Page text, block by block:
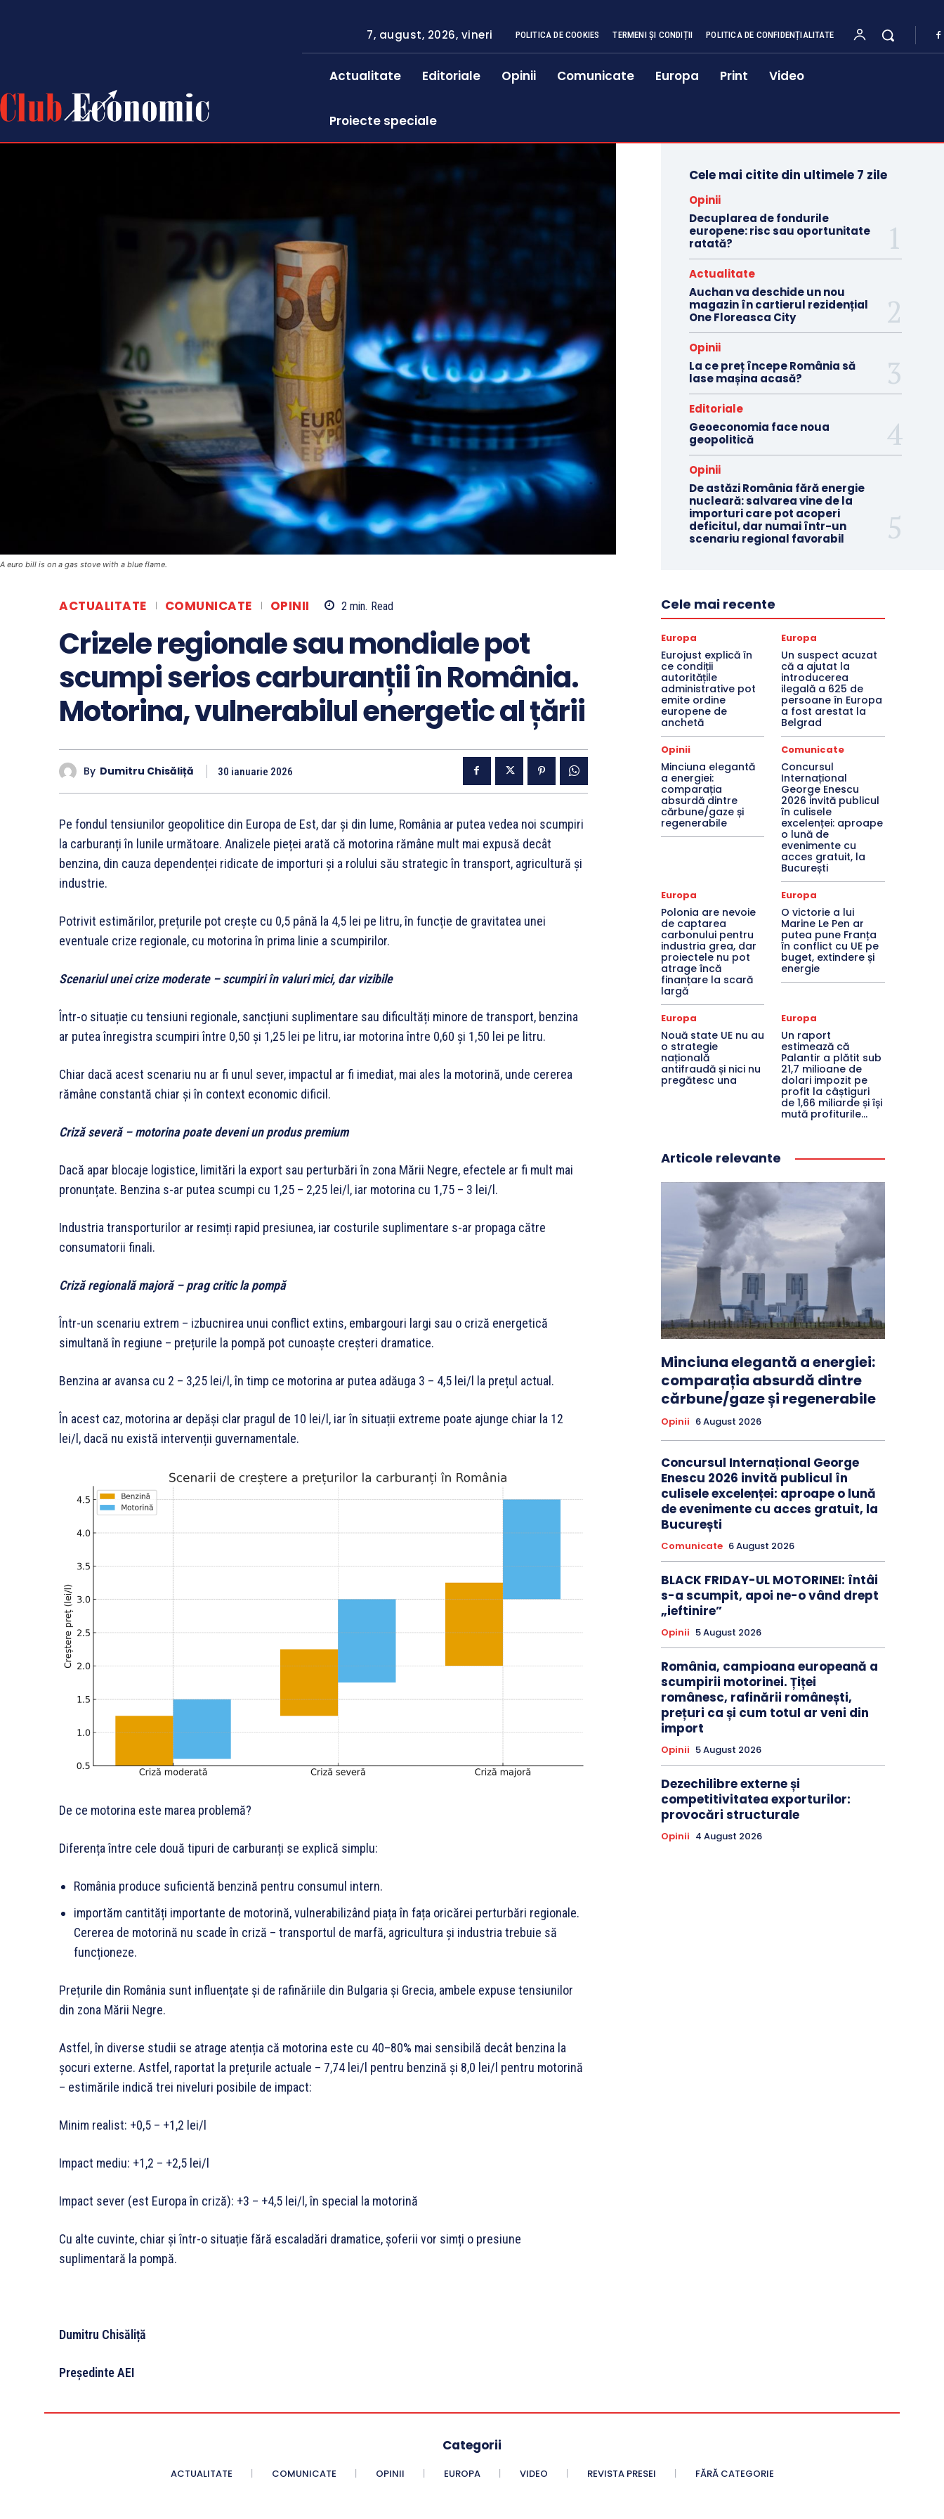
7, august, 2026, vineri POLITICA DE COOKIES TERMENI ȘI CONDIȚII POLITICA DE CONFIDENȚIALITATE
Actualitate Editoriale Opinii Comunicate Europa Print Video
Proiecte speciale
A euro bill is on a gas stove with a blue flame.
ACTUALITATE COMUNICATE OPINII 2 min. Read
Crizele regionale sau mondiale pot
scumpi serios carburanții în România.
Motorina, vulnerabilul energetic al țării
By Dumitru Chisăliță 30 ianuarie 2026
Pe fondul tensiunilor geopolitice din Europa de Est, dar și din lume, România ar putea vedea noi scumpiri
la carburanți în lunile următoare. Analizele pieței arată că motorina rămâne mult mai expusă decât
benzina, din cauza dependenței ridicate de importuri și a rolului său strategic în transport, agricultură și
industrie.
Potrivit estimărilor, prețurile pot crește cu 0,5 până la 4,5 lei pe litru, în funcție de gravitatea unei
eventuale crize regionale, cu motorina în prima linie a scumpirilor.
Scenariul unei crize moderate – scumpiri în valuri mici, dar vizibile
Într-o situație cu tensiuni regionale, sancțiuni suplimentare sau dificultăți minore de transport, benzina
ar putea înregistra scumpiri între 0,50 și 1,25 lei pe litru, iar motorina între 0,60 și 1,50 lei pe litru.
Chiar dacă acest scenariu nu ar fi unul sever, impactul ar fi imediat, mai ales la motorină, unde cererea
rămâne constantă chiar și în context economic dificil.
Criză severă – motorina poate deveni un produs premium
Dacă apar blocaje logistice, limitări la export sau perturbări în zona Mării Negre, efectele ar fi mult mai
pronunțate. Benzina s-ar putea scumpi cu 1,25 – 2,25 lei/l, iar motorina cu 1,75 – 3 lei/l.
Industria transporturilor ar resimți rapid presiunea, iar costurile suplimentare s-ar propaga către
consumatorii finali.
Criză regională majoră – prag critic la pompă
Într-un scenariu extrem – izbucnirea unui conflict extins, embargouri largi sau o criză energetică
simultană în regiune – prețurile la pompă pot cunoaște creșteri dramatice.
Benzina ar avansa cu 2 – 3,25 lei/l, în timp ce motorina ar putea adăuga 3 – 4,5 lei/l la prețul actual.
În acest caz, motorina ar depăși clar pragul de 10 lei/l, iar în situații extreme poate ajunge chiar la 12
lei/l, dacă nu există intervenții guvernamentale.
De ce motorina este marea problemă?
Diferența între cele două tipuri de carburanți se explică simplu:
România produce suficientă benzină pentru consumul intern.
importăm cantități importante de motorină, vulnerabilizând piața în fața oricărei perturbări regionale.
Cererea de motorină nu scade în criză – transportul de marfă, agricultura și industria trebuie să
funcționeze.
Prețurile din România sunt influențate și de rafinăriile din Bulgaria și Grecia, ambele expuse tensiunilor
din zona Mării Negre.
Astfel, în diverse studii se atrage atenția că motorina este cu 40–80% mai sensibilă decât benzina la
șocuri externe. Astfel, raportat la prețurile actuale – 7,74 lei/l pentru benzină și 8,0 lei/l pentru motorină
– estimările indică trei niveluri posibile de impact:
Minim realist: +0,5 – +1,2 lei/l
Impact mediu: +1,2 – +2,5 lei/l
Impact sever (est Europa în criză): +3 – +4,5 lei/l, în special la motorină
Cu alte cuvinte, chiar și într-o situație fără escaladări dramatice, șoferii vor simți o presiune
suplimentară la pompă.
Dumitru Chisăliță
Președinte AEI
Cele mai citite din ultimele 7 zile
Opinii
Decuplarea de fondurile
europene: risc sau oportunitate
ratată?
Actualitate
Auchan va deschide un nou
magazin în cartierul rezidențial
One Floreasca City
Opinii
La ce preț începe România să
lase mașina acasă?
Editoriale
Geoeconomia face noua
geopolitică
Opinii
De astăzi România fără energie
nucleară: salvarea vine de la
importuri care pot acoperi
deficitul, dar numai într-un
scenariu regional favorabil
Cele mai recente
Europa
Eurojust explică în
ce condiții
autoritățile
administrative pot
emite ordine
europene de
anchetă
Europa
Un suspect acuzat
că a ajutat la
introducerea
ilegală a 625 de
persoane în Europa
a fost arestat la
Belgrad
Opinii
Minciuna elegantă
a energiei:
comparația
absurdă dintre
cărbune/gaze și
regenerabile
Comunicate
Concursul
Internațional
George Enescu
2026 invită publicul
în culisele
excelenței: aproape
o lună de
evenimente cu
acces gratuit, la
București
Europa
Polonia are nevoie
de captarea
carbonului pentru
industria grea, dar
proiectele nu pot
atrage încă
finanțare la scară
largă
Europa
O victorie a lui
Marine Le Pen ar
putea pune Franța
în conflict cu UE pe
buget, extindere și
energie
Europa
Nouă state UE nu au
o strategie
națională
antifraudă și nici nu
pregătesc una
Europa
Un raport
estimează că
Palantir a plătit sub
21,7 milioane de
dolari impozit pe
profit la câștiguri
de 1,66 miliarde și își
mută profiturile...
Articole relevante
Minciuna elegantă a energiei:
comparația absurdă dintre
cărbune/gaze și regenerabile
Opinii 6 August 2026
Concursul Internațional George
Enescu 2026 invită publicul în
culisele excelenței: aproape o lună
de evenimente cu acces gratuit, la
București
Comunicate 6 August 2026
BLACK FRIDAY-UL MOTORINEI: întâi
s-a scumpit, apoi ne-o vând drept
„ieftinire”
Opinii 5 August 2026
România, campioana europeană a
scumpirii motorinei. Țiței
românesc, rafinării românești,
prețuri ca și cum totul ar veni din
import
Opinii 5 August 2026
Dezechilibre externe și
competitivitatea exporturilor:
provocări structurale
Opinii 4 August 2026
Categorii
ACTUALITATE COMUNICATE OPINII EUROPA VIDEO REVISTA PRESEI FĂRĂ CATEGORIE